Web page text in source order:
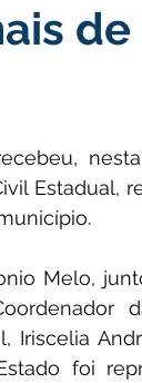
Nota de Pesar
do Milho
cidade
de
Estadual,
Melo,
Iriscelia
foi